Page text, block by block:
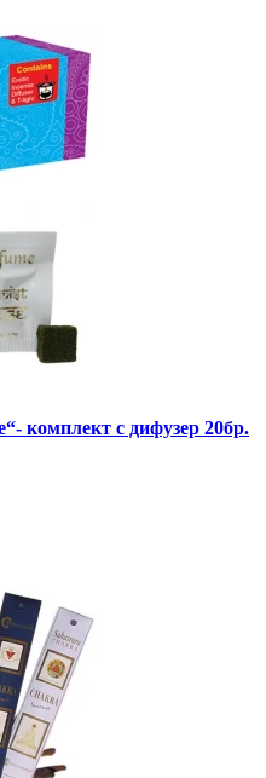
комплект с дифузер 20бр.